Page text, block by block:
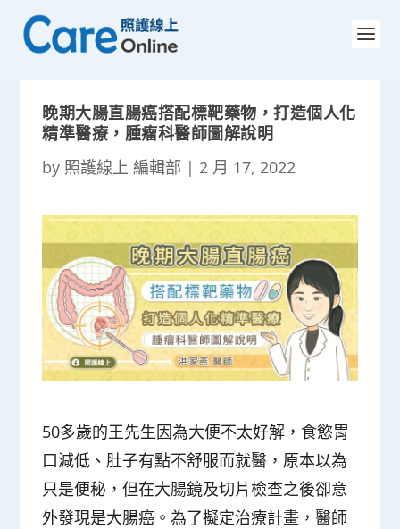
晚期大腸直腸癌搭配標靶藥物，打造個人化
精準醫療，腫瘤科醫師圖解說明
by 照護線上 編輯部 | 2 月 17, 2022
50多歲的王先生因為大便不太好解，食慾胃
口減低、肚子有點不舒服而就醫，原本以為
只是便秘，但在大腸鏡及切片檢查之後卻意
外發現是大腸癌。為了擬定治療計畫，醫師